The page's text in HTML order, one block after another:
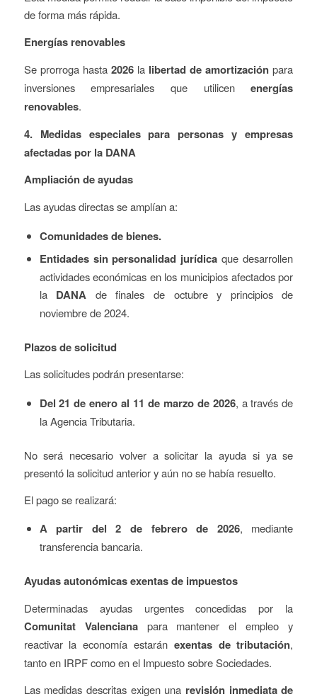
de forma más rápida.
Energías renovables
Se prorroga hasta 2026la libertad de amortización para
inversiones empresariales que utilicenenergías
renovables.
4. Medidas especiales para personas y empresas
afectadas por la DANA
Ampliación de ayudas
Las ayudas directas se amplían a:
Comunidades de bienes.
Entidades sin personalidad jurídicaque desarrollen
actividades económicas en los municipios afectados por
la DANA de finales de octubre y principios de
noviembre de 2024.
Plazos de solicitud
Las solicitudes podrán presentarse:
Del 21 de enero al 11 de marzo de 2026, a través de
la Agencia Tributaria.
No será necesario volver a solicitar la ayuda si ya se
presentó la solicitud anterior y aún no se había resuelto.
El pago se realizará:
A partir del 2 de febrero de 2026, mediante
transferencia bancaria.
Ayudas autonómicas exentas de impuestos
Determinadas ayudas urgentes concedidas por la
Comunitat Valencianapara mantener el empleo y
reactivar la economía estarán exentas de tributación,
tanto en IRPF como en el Impuesto sobre Sociedades.
Las medidas descritas exigen una revisión inmediata de